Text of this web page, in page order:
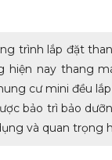
trình lắp đặt
nay thang
cư mini đều
bảo trì bảo
và quan trọng